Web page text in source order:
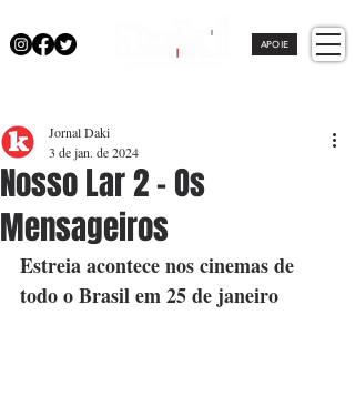
APOIE
Nosso Lar 2 – Os
Mensageiros
Jornal Daki
3 de jan. de 2024
Estreia acontece nos cinemas de
todo o Brasil em 25 de janeiro